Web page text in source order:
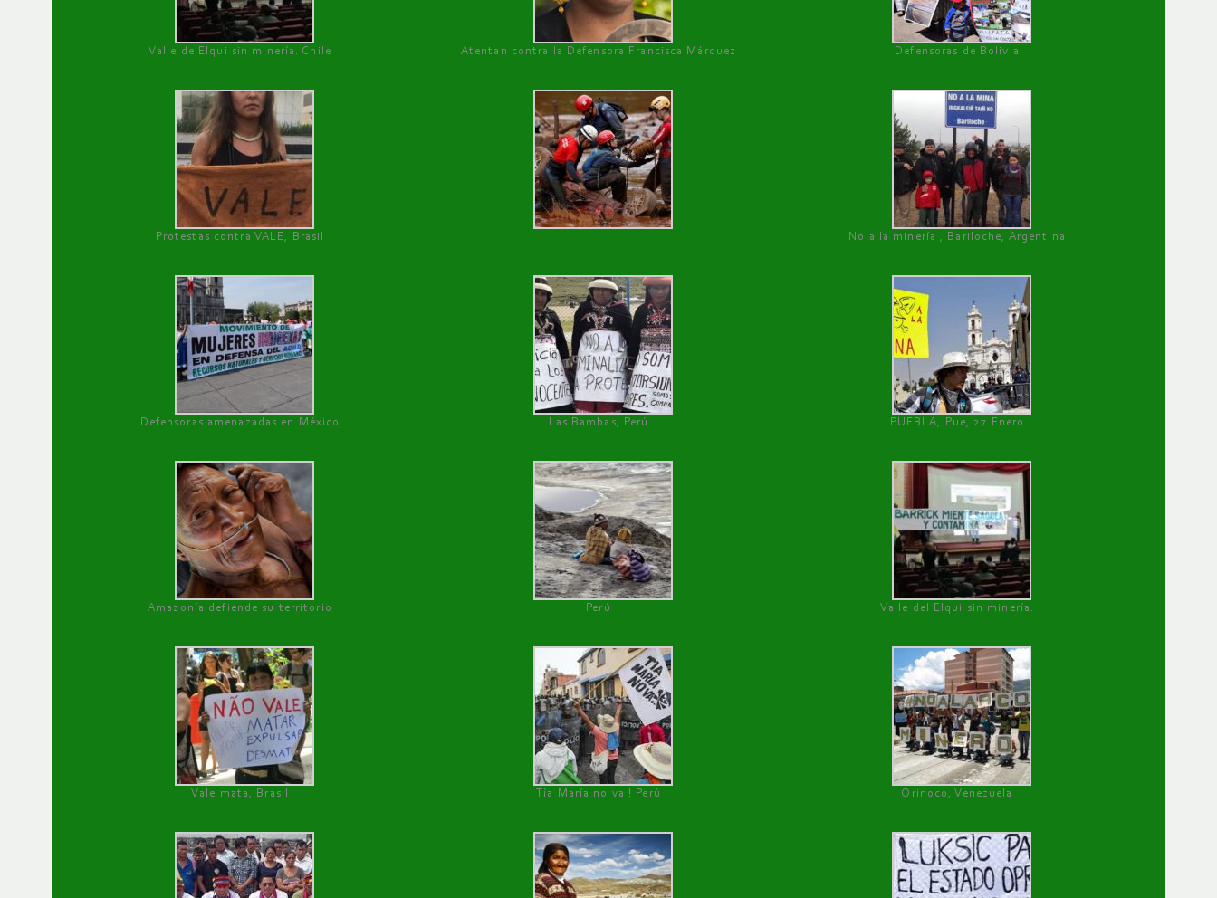
Valle de Elqui sin minería. Chile Atentan contra la Defensora Francisca Márquez Defensoras de Bolivia
Protestas contra VALE, Brasil No a la minería , Bariloche, Argentina
Defensoras amenazadas en México Las Bambas, Perú PUEBLA, Pue, 27 Enero
Amazonía defiende su territorio Perú Valle del Elqui sin minería.
Vale mata, Brasil Tía María no va ! Perú Orinoco, Venezuela